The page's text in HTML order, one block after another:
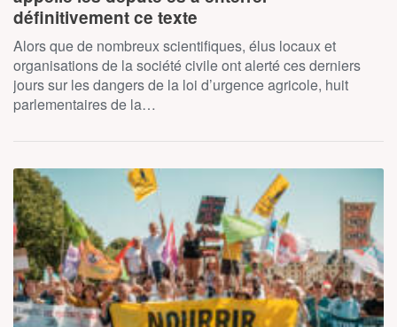
définitivement ce texte
Alors que de nombreux scientifiques, élus locaux et
organisations de la société civile ont alerté ces derniers
jours sur les dangers de la loi d’urgence agricole, huit
parlementaires de la…